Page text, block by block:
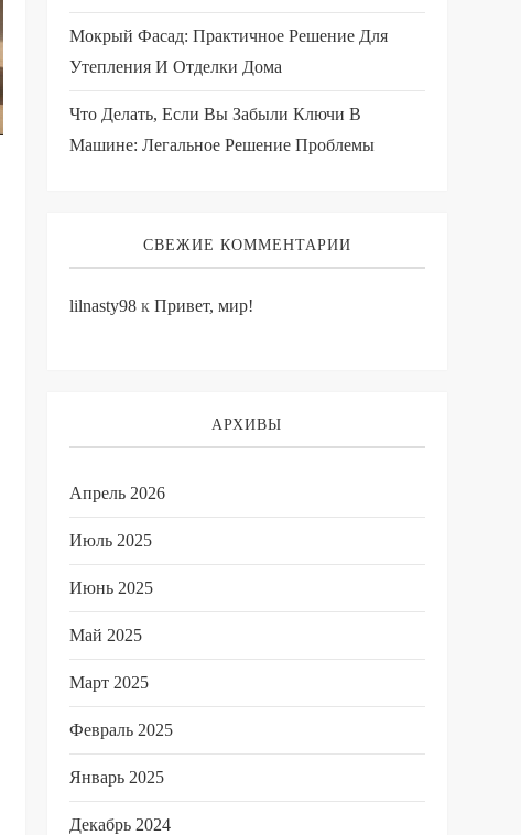
Мокрый Фасад: Практичное Решение Для
Утепления И Отделки Дома
Что Делать, Если Вы Забыли Ключи В
Машине: Легальное Решение Проблемы
СВЕЖИЕ КОММЕНТАРИИ
lilnasty98к Привет, мир!
АРХИВЫ
Апрель 2026
Июль 2025
Июнь 2025
Май 2025
Март 2025
Февраль 2025
Январь 2025
Декабрь 2024